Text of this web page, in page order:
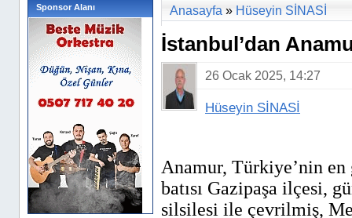
Sponsor Alanı Anasayfa » Hüseyin SİNASİ
İstanbul’dan
26 Ocak 2025, 14:27
Hüseyin SİNASİ
Anamur, Türkiye’nin en
batısı Gazipaşa ilçesi,
silsilesi ile çevrilmiş,